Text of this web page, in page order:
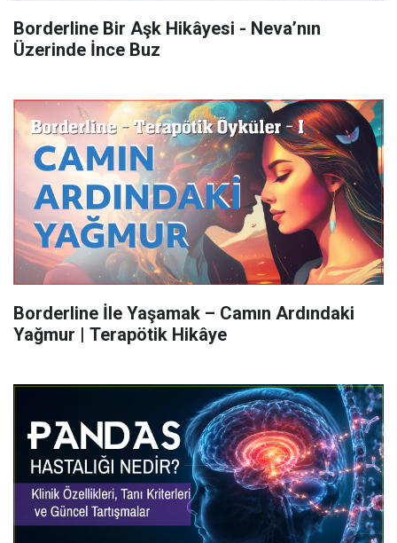
Borderline Bir Aşk Hikâyesi - Neva’nın
Üzerinde İnce Buz
Borderline İle Yaşamak – Camın Ardındaki
Yağmur | Terapötik Hikâye